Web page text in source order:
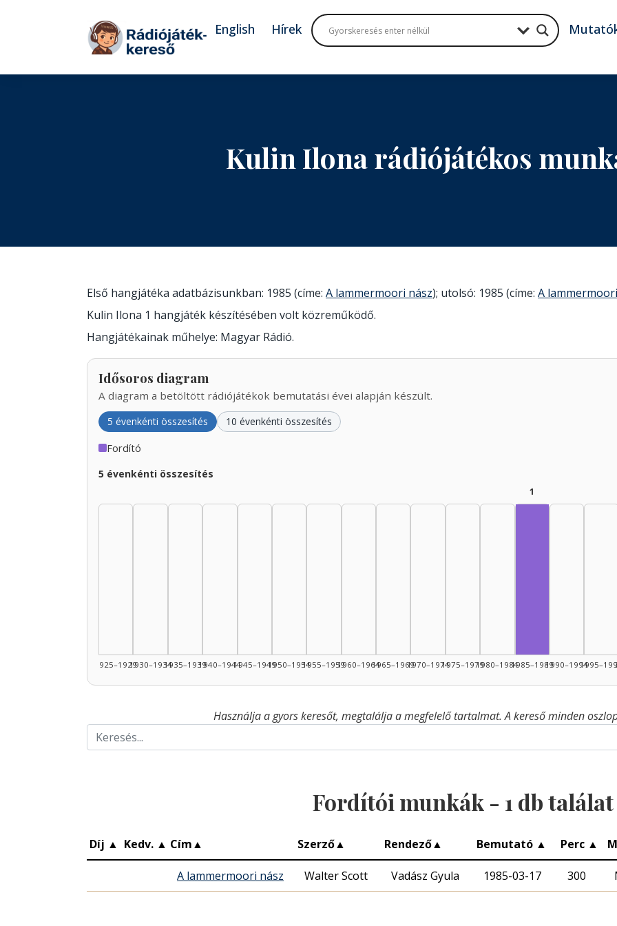
Tovább a tartalomhoz
English Hírek
Kulin Ilona rádiójátékos
Első hangjátéka adatbázisunkban: 1985 (címe: A lammermoori nász); utolsó: 1985 (címe: A
Kulin Ilona 1 hangjáték készítésében volt közreműködő.
Hangjátékainak műhelye: Magyar Rádió.
Idősoros diagram
A diagram a betöltött rádiójátékok bemutatási évei alapján készült.
5 évenkénti összesítés 10 évenkénti összesítés
Fordító
5 évenkénti összesítés
1925–19291930–19341935–19391940–19441945–19491950–19541955–19591960–19641965–19691970–19741975–19791980–1984
1
1985–19891990–1994
Használja a gyors keresőt, megtalálja a megfelelő tartalmat. A kereső minden
Fordítói munkák - 1 db találat
Díj ▲ Kedv. ▲ Cím▲ Szerző▲ Rendező▲ Bemutató ▲ Perc ▲
A lammermoori nász Walter Scott Vadász Gyula 1985-03-17 300